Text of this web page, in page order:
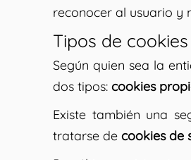
reconocer al usuario y
Tipos de cookies
Según quien sea la
dos tipos: cookies
Existe también una
tratarse de cookies de